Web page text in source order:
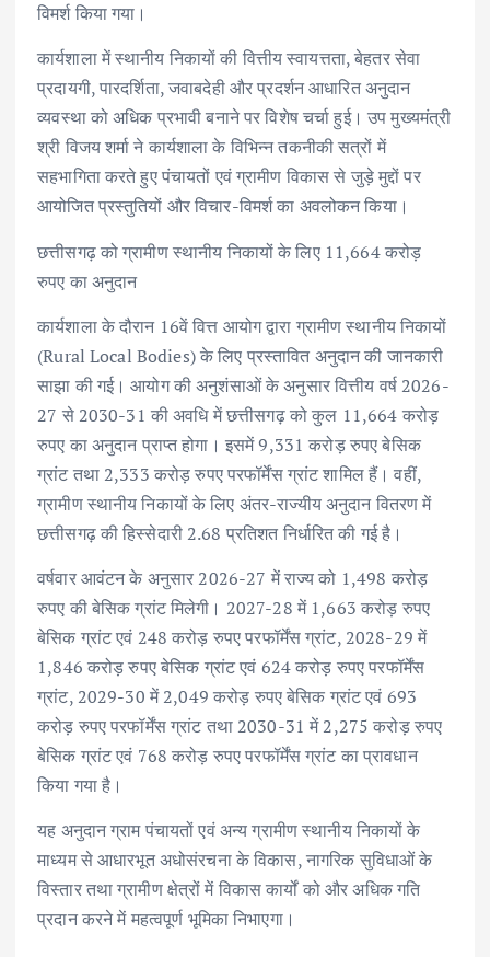
विमर्श किया गया।
कार्यशाला में स्थानीय निकायों की वित्तीय स्वायत्तता, बेहतर सेवा
प्रदायगी, पारदर्शिता, जवाबदेही और प्रदर्शन आधारित अनुदान
व्यवस्था को अधिक प्रभावी बनाने पर विशेष चर्चा हुई। उप मुख्यमंत्री
श्री विजय शर्मा ने कार्यशाला के विभिन्न तकनीकी सत्रों में
सहभागिता करते हुए पंचायतों एवं ग्रामीण विकास से जुड़े मुद्दों पर
आयोजित प्रस्तुतियों और विचार-विमर्श का अवलोकन किया।
छत्तीसगढ़ को ग्रामीण स्थानीय निकायों के लिए 11,664 करोड़
रुपए का अनुदान
कार्यशाला के दौरान 16वें वित्त आयोग द्वारा ग्रामीण स्थानीय निकायों
(Rural Local Bodies) के लिए प्रस्तावित अनुदान की जानकारी
साझा की गई। आयोग की अनुशंसाओं के अनुसार वित्तीय वर्ष 2026-
27 से 2030-31 की अवधि में छत्तीसगढ़ को कुल 11,664 करोड़
रुपए का अनुदान प्राप्त होगा। इसमें 9,331 करोड़ रुपए बेसिक
ग्रांट तथा 2,333 करोड़ रुपए परफॉर्मेंस ग्रांट शामिल हैं। वहीं,
ग्रामीण स्थानीय निकायों के लिए अंतर-राज्यीय अनुदान वितरण में
छत्तीसगढ़ की हिस्सेदारी 2.68 प्रतिशत निर्धारित की गई है।
वर्षवार आवंटन के अनुसार 2026-27 में राज्य को 1,498 करोड़
रुपए की बेसिक ग्रांट मिलेगी। 2027-28 में 1,663 करोड़ रुपए
बेसिक ग्रांट एवं 248 करोड़ रुपए परफॉर्मेंस ग्रांट, 2028-29 में
1,846 करोड़ रुपए बेसिक ग्रांट एवं 624 करोड़ रुपए परफॉर्मेंस
ग्रांट, 2029-30 में 2,049 करोड़ रुपए बेसिक ग्रांट एवं 693
करोड़ रुपए परफॉर्मेंस ग्रांट तथा 2030-31 में 2,275 करोड़ रुपए
बेसिक ग्रांट एवं 768 करोड़ रुपए परफॉर्मेंस ग्रांट का प्रावधान
किया गया है।
यह अनुदान ग्राम पंचायतों एवं अन्य ग्रामीण स्थानीय निकायों के
माध्यम से आधारभूत अधोसंरचना के विकास, नागरिक सुविधाओं के
विस्तार तथा ग्रामीण क्षेत्रों में विकास कार्यों को और अधिक गति
प्रदान करने में महत्वपूर्ण भूमिका निभाएगा।